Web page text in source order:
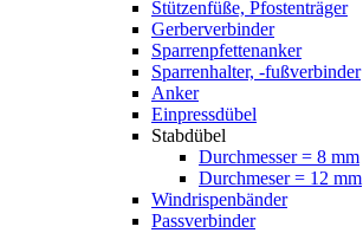
Stützenfüße, Pfostenträger
Gerberverbinder
Sparrenpfettenanker
Sparrenhalter, -fußverbinder
Anker
Einpressdübel
Stabdübel
Durchmesser = 8 mm
Durchmeser = 12 mm
Windrispenbänder
Passverbinder